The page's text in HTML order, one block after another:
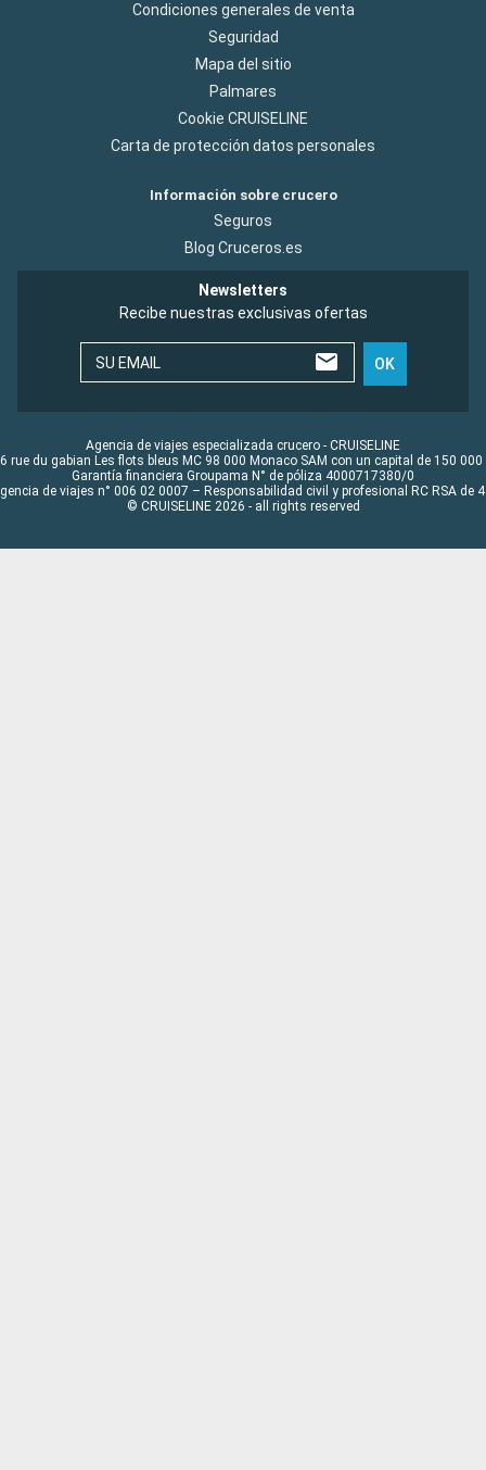
Condiciones generales de venta
Seguridad
Mapa del sitio
Palmares
Cookie CRUISELINE
Carta de protección datos personales
Información sobre crucero
Seguros
Blog Cruceros.es
Newsletters
Recibe nuestras exclusivas ofertas
SU EMAIL OK
Agencia de viajes especializada crucero - CRUISELINE
rue du gabian Les flots bleus MC 98 000 Monaco SAM con un capital de 150 000
Garantía financiera Groupama N° de póliza 4000717380/0
de viajes n° 006 02 0007 – Responsabilidad civil y profesional RC RSA de
© CRUISELINE 2026 - all rights reserved